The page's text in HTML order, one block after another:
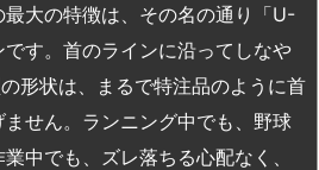
大の特徴は、その名の通り「U-
す。首のラインに沿ってしなや
形状は、まるで特注品のように首
せん。ランニング中でも、野球
中でも、ズレ落ちる心配なく、